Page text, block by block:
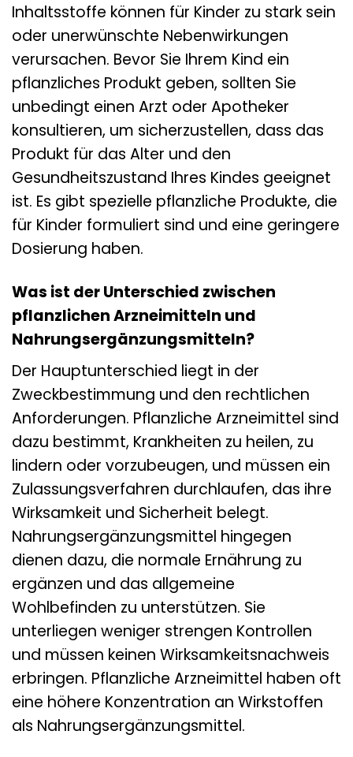
Inhaltsstoffe können für Kinder zu stark sein
oder unerwünschte Nebenwirkungen
verursachen. Bevor Sie Ihrem Kind ein
pflanzliches Produkt geben, sollten Sie
unbedingt einen Arzt oder Apotheker
konsultieren, um sicherzustellen, dass das
Produkt für das Alter und den
Gesundheitszustand Ihres Kindes geeignet
ist. Es gibt spezielle pflanzliche Produkte, die
für Kinder formuliert sind und eine geringere
Dosierung haben.
Was ist der Unterschied zwischen
pflanzlichen Arzneimitteln und
Nahrungsergänzungsmitteln?
Der Hauptunterschied liegt in der
Zweckbestimmung und den rechtlichen
Anforderungen. Pflanzliche Arzneimittel sind
dazu bestimmt, Krankheiten zu heilen, zu
lindern oder vorzubeugen, und müssen ein
Zulassungsverfahren durchlaufen, das ihre
Wirksamkeit und Sicherheit belegt.
Nahrungsergänzungsmittel hingegen
dienen dazu, die normale Ernährung zu
ergänzen und das allgemeine
Wohlbefinden zu unterstützen. Sie
unterliegen weniger strengen Kontrollen
und müssen keinen Wirksamkeitsnachweis
erbringen. Pflanzliche Arzneimittel haben oft
eine höhere Konzentration an Wirkstoffen
als Nahrungsergänzungsmittel.